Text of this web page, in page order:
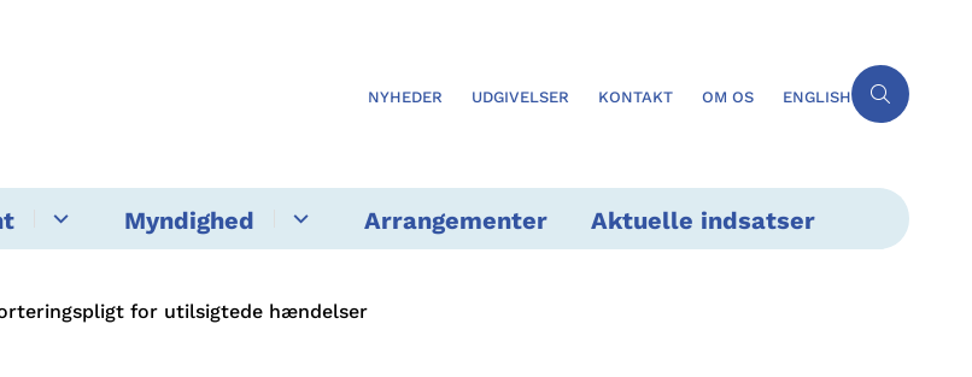
NYHEDER UDGIVELSER KONTAKT OM OS ENGLISH
Myndighed Arrangementer Aktuelle indsatser
for utilsigtede hændelser